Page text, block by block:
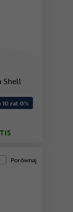
Shell
10 rat 0%
Porównaj